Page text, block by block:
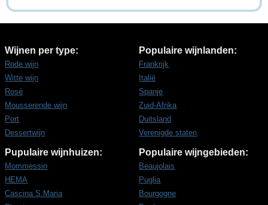
Wijnen per type:
Rode wijn
Witte wijn
Rosé
Mousserende wijn
Port
Dessertwijn
Populaire wijnlanden:
Frankrijk
Italië
Spanje
Zuid-Afrika
Duitsland
Verenigde staten
Pupulaire wijnhuizen:
Mommessin
HEMA
Cascina S.Maria
Populaire wijngebieden:
Beaujolais
Puglia
Bourgogne